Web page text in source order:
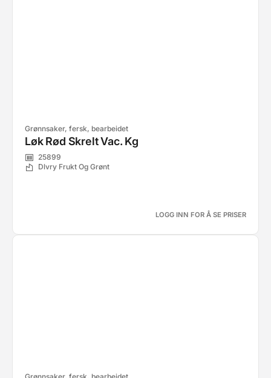
Grønnsaker, fersk, bearbeidet
Løk Rød Skrelt Vac. Kg
25899
Dlvry Frukt Og Grønt
LOGG INN FOR Å SE PRISER